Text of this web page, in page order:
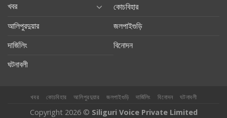
খবর
কোচবিহার
আলিপুরদুয়ার
জলপাইগুড়ি
দার্জিলিং
বিনোদন
ঘটনাবলী
খবর কোচবিহার আলিপুরদুয়ার জলপাইগুড়ি দার্জিলিং বিনোদন ঘটনাবলী
Copyright 2026 © Siliguri Voice Private Limited